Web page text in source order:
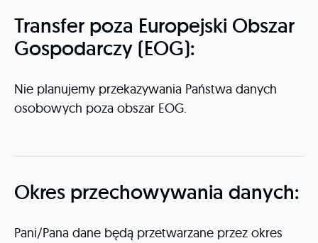
Transfer poza Europejski Obszar
Gospodarczy (EOG):
Nie planujemy przekazywania Państwa danych
osobowych poza obszar EOG.
Okres przechowywania danych:
Pani/Pana dane będą przetwarzane przez okres